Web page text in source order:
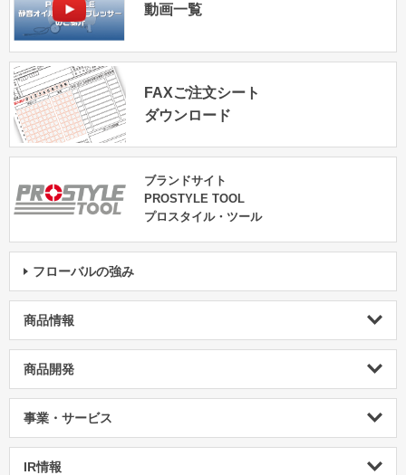
動画一覧
FAXご注文シート
ダウンロード
ブランドサイト
PROSTYLE TOOL
プロスタイル・ツール
フローバルの強み
商品情報
商品開発
事業・サービス
IR情報